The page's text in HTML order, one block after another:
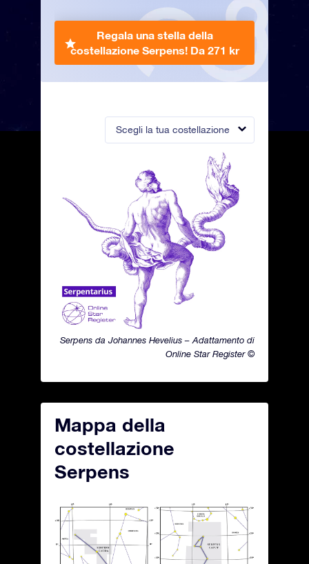
Scegli la tua costellazione
Serpens da Johannes Hevelius – Adattamento di
Online Star Register ©
Regala una stella della
costellazione Serpens! Da 271 kr
Mappa della
costellazione
Serpens